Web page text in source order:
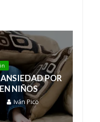
POR
NIÑOS
Iván Pico